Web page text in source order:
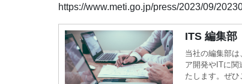
https://www.meti.go.jp/press/2023/09/
ITS 編集部
当社の編集部
ア開発やITに関
たします。ぜひ